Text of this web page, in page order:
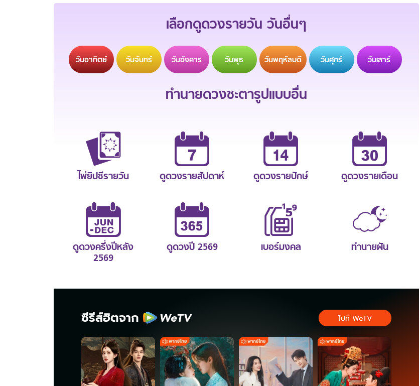
เลือกดูดวงรายวัน วันอื่นๆ
วันอาทิตย์ วันจันทร์ วันอังคาร วันพุธ วันพฤหัสบดี วันศุกร์ วันเสาร์
ทำนายดวงชะตารูปแบบอื่น
ไพ่ยิปซีรายวัน ดูดวงรายสัปดาห์ ดูดวงรายปักษ์ ดูดวงรายเดือน
ดูดวงครึ่งปีหลัง
2569
ดูดวงปี 2569 เบอร์มงคล ทำนายฝัน
ซีรีส์ฮิตจาก ไปที่ WeTV